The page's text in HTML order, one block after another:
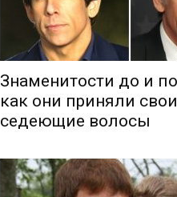
Знаменитости до и
как они приняли свои
седеющие волосы